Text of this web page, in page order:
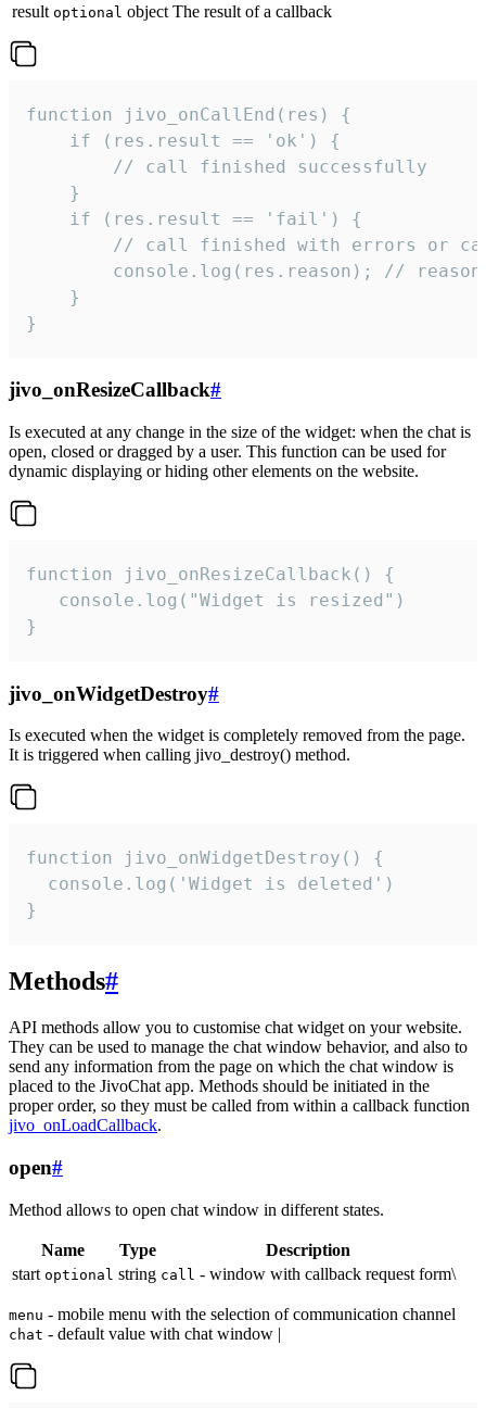
result optional object The result of a callback
function jivo_onCallEnd(res) {
    if (res.result == 'ok') {
        // call finished successfully
    }
    if (res.result == 'fail') {
// call finished with errors or
console.log(res.reason); //
    }
}
jivo_onResizeCallback#
Is executed at any change in the size of the widget: when the chat is
open, closed or dragged by a user. This function can be used for
dynamic displaying or hiding other elements on the website.
function jivo_onResizeCallback() {
   console.log("Widget is resized")
}
jivo_onWidgetDestroy#
Is executed when the widget is completely removed from the page.
It is triggered when calling jivo_destroy() method.
function jivo_onWidgetDestroy() {
  console.log('Widget is deleted')
}
Methods#
API methods allow you to customise chat widget on your website.
They can be used to manage the chat window behavior, and also to
send any information from the page on which the chat window is
placed to the JivoChat app. Methods should be initiated in the
proper order, so they must be called from within a callback function
jivo_onLoadCallback.
open#
Method allows to open chat window in different states.
Name Type
Description
start optional string call - window with callback request form\
menu - mobile menu with the selection of communication channel
chat - default value with chat window |